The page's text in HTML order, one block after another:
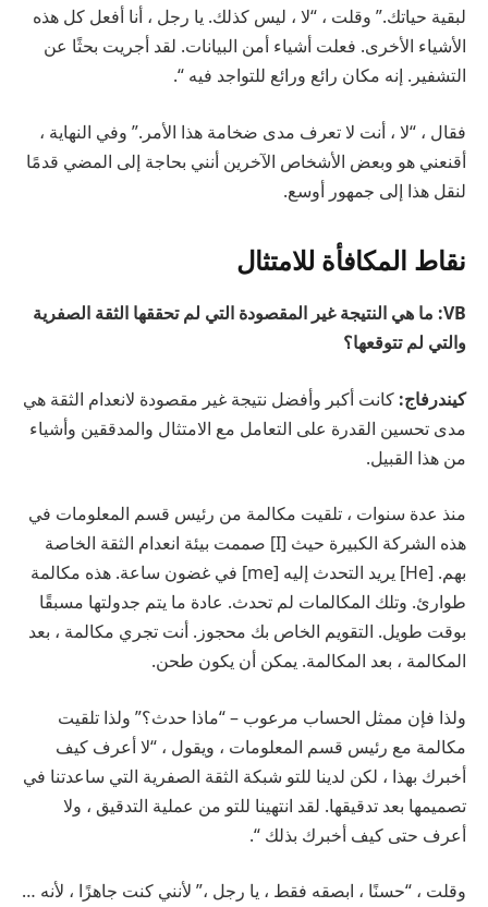
لبقية حياتك.” وقلت ، “لا ، ليس كذلك. يا رجل ، أنا أفعل كل هذه
الأشياء الأخرى. فعلت أشياء أمن البيانات. لقد أجريت بحثًا عن
التشفير. إنه مكان رائع ورائع للتواجد فيه “.
فقال ، “لا ، أنت لا تعرف مدى ضخامة هذا الأمر.” وفي النهاية ،
أقنعني هو وبعض الأشخاص الآخرين أنني بحاجة إلى المضي قدمًا
لنقل هذا إلى جمهور أوسع.
نقاط المكافأة للامتثال
VB: ما هي النتيجة غير المقصودة التي لم تحققها الثقة الصفرية
والتي لم تتوقعها؟
كيندرفاج: كانت أكبر وأفضل نتيجة غير مقصودة لانعدام الثقة هي
مدى تحسين القدرة على التعامل مع الامتثال والمدققين وأشياء
من هذا القبيل.
منذ عدة سنوات ، تلقيت مكالمة من رئيس قسم المعلومات في
هذه الشركة الكبيرة حيث [I] صممت بيئة انعدام الثقة الخاصة
بهم. [He] يريد التحدث إليه [me] في غضون ساعة. هذه مكالمة
طوارئ. وتلك المكالمات لم تحدث. عادة ما يتم جدولتها مسبقًا
بوقت طويل. التقويم الخاص بك محجوز. أنت تجري مكالمة ، بعد
المكالمة ، بعد المكالمة. يمكن أن يكون طحن.
ولذا فإن ممثل الحساب مرعوب – “ماذا حدث؟” ولذا تلقيت
مكالمة مع رئيس قسم المعلومات ، ويقول ، “لا أعرف كيف
أخبرك بهذا ، لكن لدينا للتو شبكة الثقة الصفرية التي ساعدتنا في
تصميمها بعد تدقيقها. لقد انتهينا للتو من عملية التدقيق ، ولا
أعرف حتى كيف أخبرك بذلك “.
وقلت ، “حسنًا ، ابصقه فقط ، يا رجل ،” لأنني كنت جاهزًا ، لأنه …